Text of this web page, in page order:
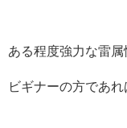
ある程度強力な雷
ビギナーの方であ